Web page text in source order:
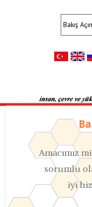
Amacımız
sorumlu
iyi